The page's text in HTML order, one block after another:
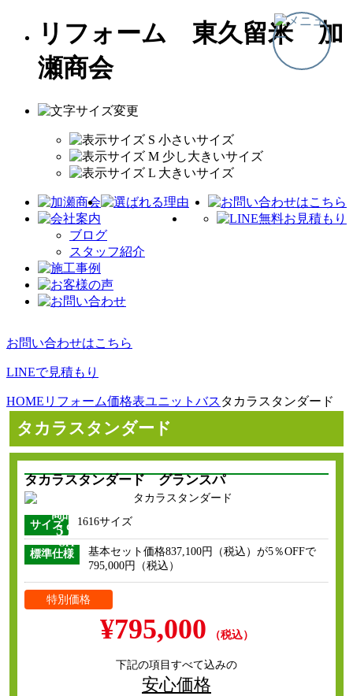
リフォーム 東久留米 加
瀬商会
ブログ
スタッフ紹介
お問い合わせはこちら
LINEで見積もり
HOME リフォーム価格表ユニットバス タカラスタンダード
タカラスタンダード
タカラスタンダード グランスパ
商品代
5％
OFF
サイズ 1616サイズ
標準仕様
基本セット価格837,100円（税込）が5％OFFで
795,000円（税込）
特別価格
¥795,000 （税込）
下記の項目すべて込みの
安心価格